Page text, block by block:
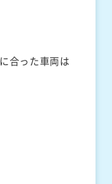
合った車両は